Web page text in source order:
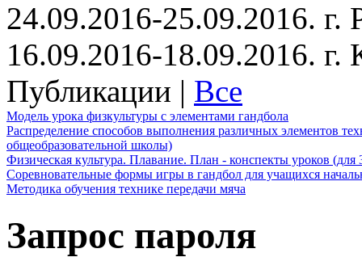
24.09.2016-25.09.2016. г.
16.09.2016-18.09.2016.
Публикации | Все
Модель урока физкультуры с элементами гандбола
Распределение способов выполнения различных элементов
общеобразовательной школы)
Физическая культура. Плавание. План - конспекты уроков (для
Соревновательные формы игры в гандбол для учащихся
Методика обучения технике передачи мяча
Запрос пароля